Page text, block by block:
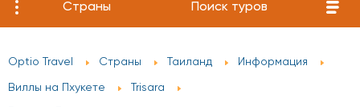
Страны Поиск туров
Optio Travel Страны Таиланд Информация
Виллы на Пхукете Trisara